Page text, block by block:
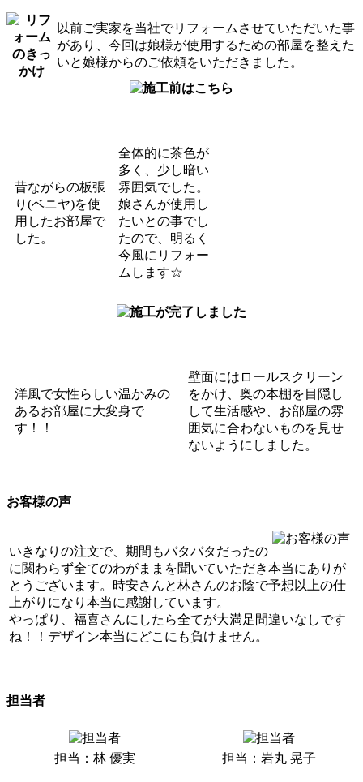
以前ご実家を当社でリフォーム させていただいた事
があり、 今回は娘様が使用するための部屋を整えた
いと娘様からのご依頼をいただきました。
昔ながらの板張
り(ベニヤ)を使
用したお部屋で
した。
全体的に茶色が
多く、少し暗い
雰囲気でした。
娘さんが使用し
たいとの事でし
たので、明るく
今風にリフォー
ムします☆
洋風で女性らしい温かみの
あるお部屋に大変身で
す！！
壁面にはロールスクリーン
をかけ、奥の本棚を目隠し
して生活感や、お部屋の雰
囲気に合わないものを見せ
ないようにしました。
お客様の声
いきなりの注文で、期間もバタバタだったの
に関わらず全てのわがままを聞いていただき本当にありが
とうございます。 時安さんと林さんのお陰で予想以上の仕
上がりになり本当に感謝しています。
やっぱり、福喜さんにしたら全てが大満足間違いなしです
ね！！ デザイン本当にどこにも負けません。
担当者
担当：林 優実 担当：岩丸 晃子